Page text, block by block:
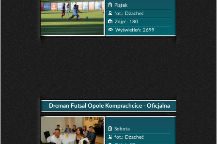
Piątek
fot.: Dżacheć
Zdjęć: 180
Wyświetleń: 2699
Dreman Futsal Opole Komprachcice - Oficjalna
Prezentacja Drużyny
Sobota
fot.: Dżacheć